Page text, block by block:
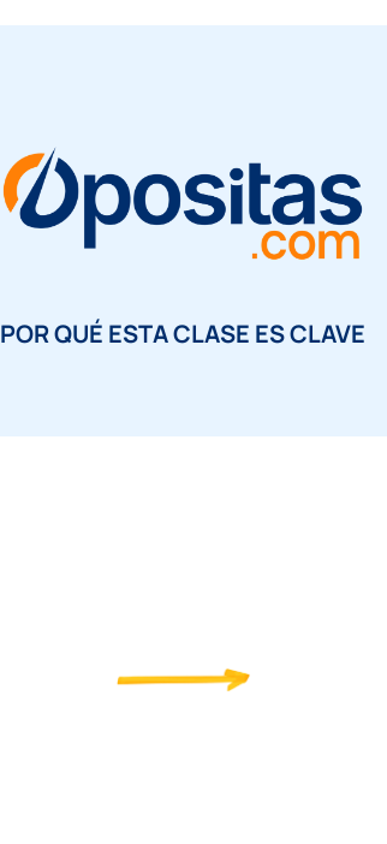
POR QUÉ ESTA CLASE ES CLAVE